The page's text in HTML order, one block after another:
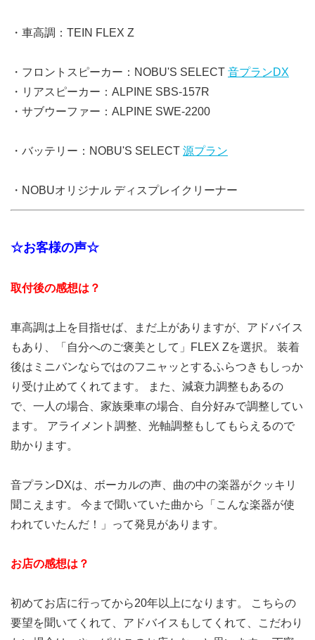
・車高調：TEIN FLEX Z
・フロントスピーカー：NOBU'S SELECT 音プランDX
・リアスピーカー：ALPINE SBS-157R
・サブウーファー：ALPINE SWE-2200
・バッテリー：NOBU'S SELECT 源プラン
・NOBUオリジナル ディスプレイクリーナー
☆お客様の声☆
取付後の感想は？
車高調は上を目指せば、まだ上がありますが、アドバイス
もあり、「自分へのご褒美として」FLEX Zを選択。 装着
後はミニバンならではのフニャッとするふらつきもしっか
り受け止めてくれてます。 また、減衰力調整もあるの
で、一人の場合、家族乗車の場合、自分好みで調整してい
ます。 アライメント調整、光軸調整もしてもらえるので
助かります。
音プランDXは、ボーカルの声、曲の中の楽器がクッキリ
聞こえます。 今まで聞いていた曲から「こんな楽器が使
われていたんだ！」って発見があります。
お店の感想は？
初めてお店に行ってから20年以上になります。 こちらの
要望を聞いてくれて、アドバイスもしてくれて、こだわり